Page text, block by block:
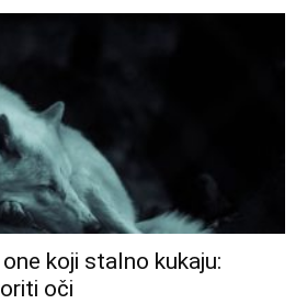
koji stalno kukaju:
oči